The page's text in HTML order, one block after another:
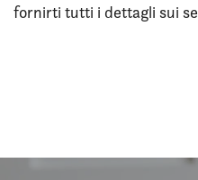
fornirti tutti i dettagli sui